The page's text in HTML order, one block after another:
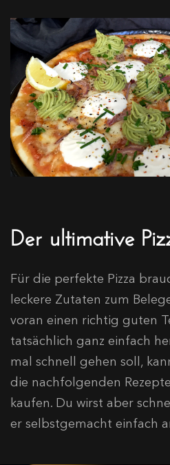
Der ultimative
Für die perfekte Pizza
leckere Zutaten zum
voran einen richtig guten
tatsächlich ganz einfach
mal schnell gehen soll,
die nachfolgenden
kaufen. Du wirst aber
er selbstgemacht einfach